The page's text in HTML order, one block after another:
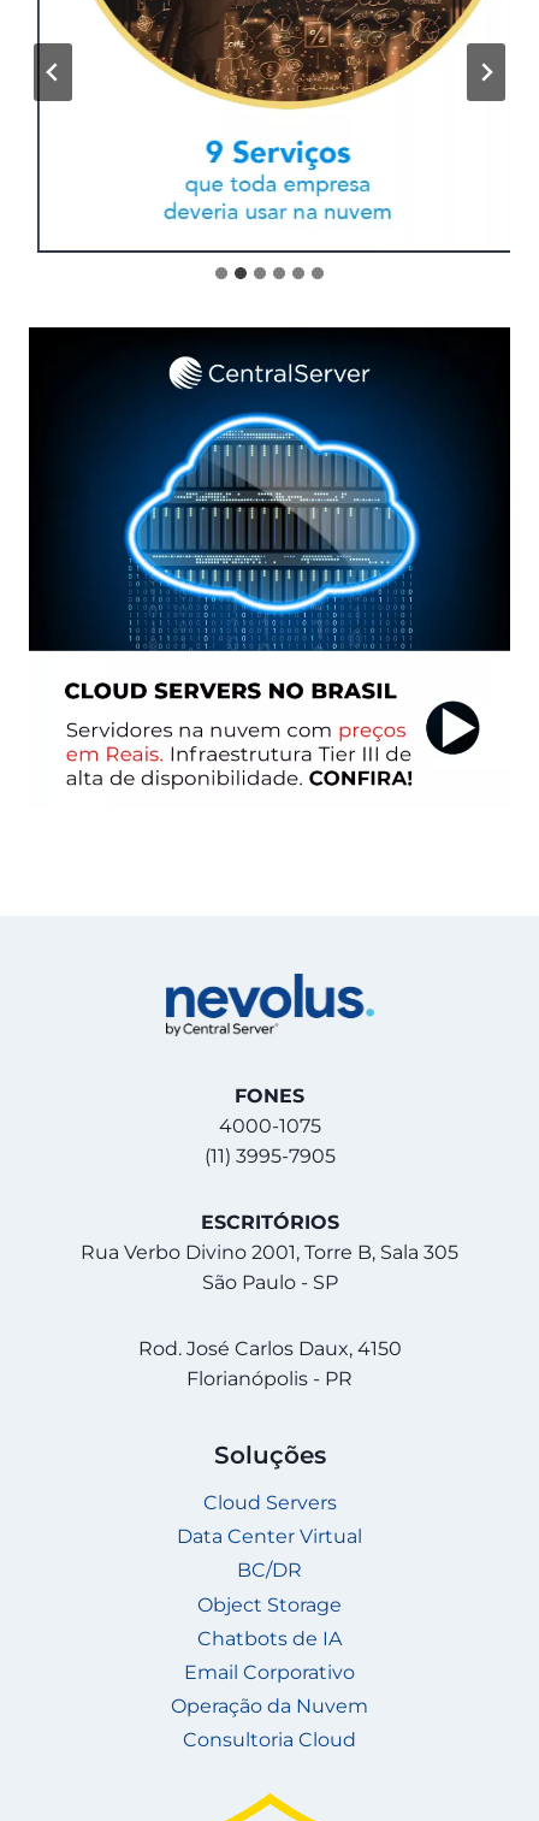
FONES
4000-1075
(11) 3995-7905
ESCRITÓRIOS
Rua Verbo Divino 2001, Torre B, Sala 305
São Paulo - SP
Rod. José Carlos Daux, 4150
Florianópolis - PR
Soluções
Cloud Servers
Data Center Virtual
BC/DR
Object Storage
Chatbots de IA
Email Corporativo
Operação da Nuvem
Consultoria Cloud